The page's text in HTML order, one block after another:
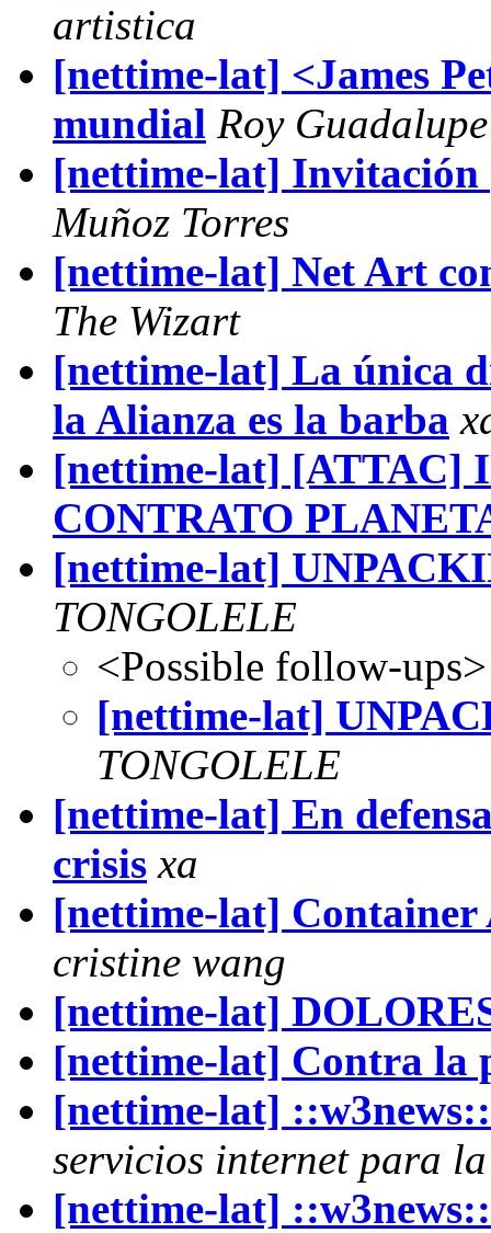
artistica
[nettime-lat] <James
mundial Roy Guadalupe
[nettime-lat] Invitación
Muñoz Torres
[nettime-lat] Net Art
The Wizart
[nettime-lat] La única
la Alianza es la barba
[nettime-lat] [ATTAC]
CONTRATO
[nettime-lat]
TONGOLELE
<Possible follow-ups>
[nettime-lat]
TONGOLELE
[nettime-lat] En
crisis xa
[nettime-lat] Container
cristine wang
[nettime-lat]
[nettime-lat] Contra la
[nettime-lat]
servicios internet para
[nettime-lat]